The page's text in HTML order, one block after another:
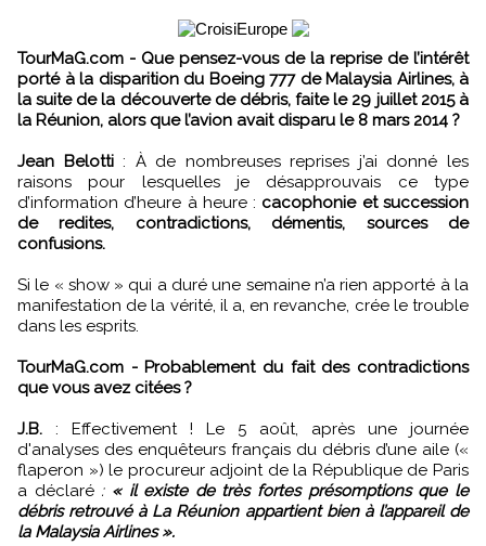
TourMaG.com - Que pensez-vous de la reprise de l’intérêt
porté à la disparition du Boeing 777 de Malaysia Airlines, à
la suite de la découverte de débris, faite le 29 juillet 2015 à
la Réunion, alors que l’avion avait disparu le 8 mars 2014 ?
Jean Belotti: À de nombreuses reprises j’ai donné les
raisons pour lesquelles je désapprouvais ce type
d’information d’heure à heure : cacophonie et succession
de redites, contradictions, démentis, sources de
confusions.
Si le « show » qui a duré une semaine n’a rien apporté à la
manifestation de la vérité, il a, en revanche, crée le trouble
dans les esprits.
TourMaG.com - Probablement du fait des contradictions
que vous avez citées ?
J.B. : Effectivement ! Le 5 août, après une journée
d'analyses des enquêteurs français du débris d’une aile («
flaperon ») le procureur adjoint de la République de Paris
a déclaré :« il existe de très fortes présomptions que le
débris retrouvé à La Réunion appartient bien à l’appareil de
la Malaysia Airlines ».